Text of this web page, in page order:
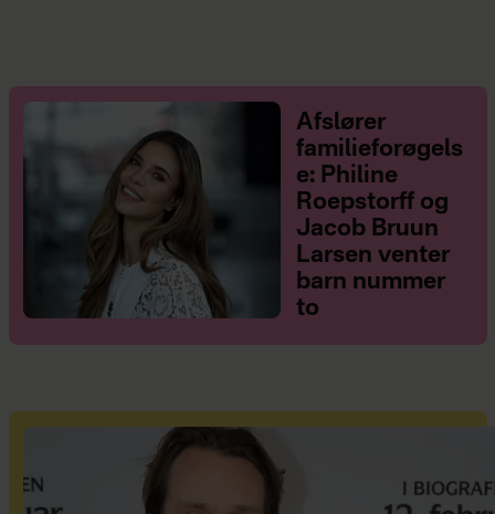
Afslører
familieforøgels
e: Philine
Roepstorff og
Jacob Bruun
Larsen venter
barn nummer
to